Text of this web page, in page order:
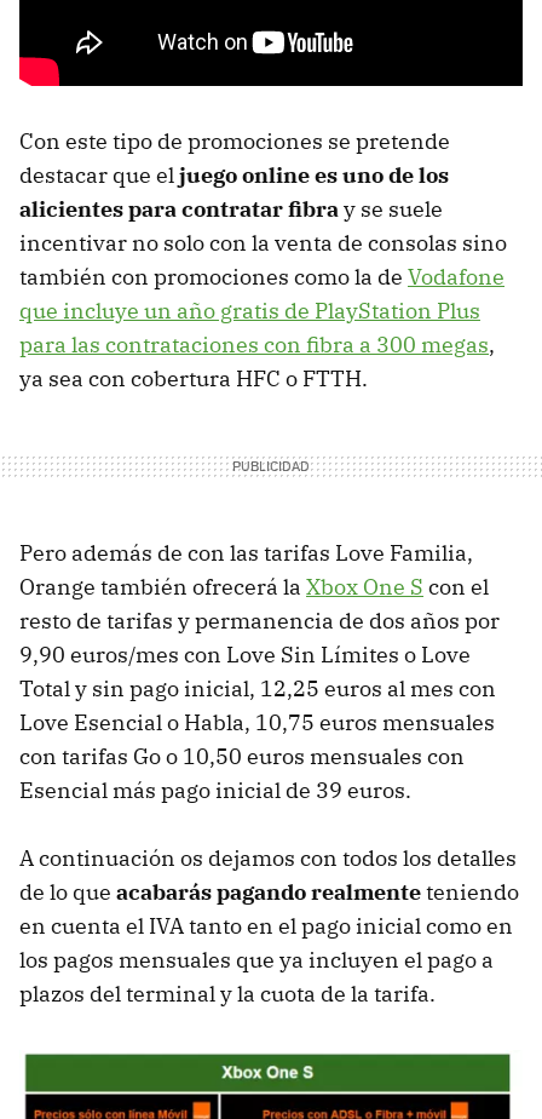
Con este tipo de promociones se pretende
destacar que eljuego online es uno de los
alicientes para contratar fibray se suele
incentivar no solo con la venta de consolas sino
también con promociones como la de Vodafone
que incluye un año gratis de PlayStation Plus
para las contrataciones con fibra a 300 megas,
ya sea con cobertura HFC o FTTH.
Pero además de con las tarifas Love Familia,
Orange también ofrecerá la Xbox One S con el
resto de tarifas y permanencia de dos años por
9,90 euros/mes con Love Sin Límites o Love
Total y sin pago inicial, 12,25 euros al mes con
Love Esencial o Habla, 10,75 euros mensuales
con tarifas Go o 10,50 euros mensuales con
Esencial más pago inicial de 39 euros.
A continuación os dejamos con todos los detalles
de lo que acabarás pagando realmenteteniendo
en cuenta el IVA tanto en el pago inicial como en
los pagos mensuales que ya incluyen el pago a
plazos del terminal y la cuota de la tarifa.